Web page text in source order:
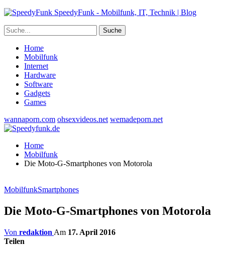
SpeedyFunk - Mobilfunk, IT, Technik | Blog
Home
Mobilfunk
Internet
Hardware
Software
Gadgets
Games
wannaporn.com ohsexvideos.net wemadeporn.net
Home
Mobilfunk
Die Moto-G-Smartphones von Motorola
MobilfunkSmartphones
Die Moto-G-Smartphones von Motorola
Von redaktion Am 17. April 2016
Teilen